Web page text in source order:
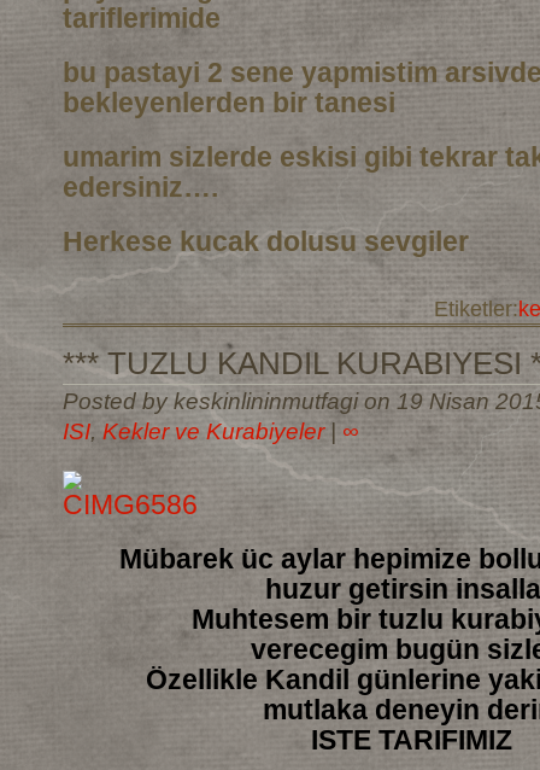
tariflerimide
bu pastayi 2 sene yapmistim
bekleyenlerden bir tanesi
umarim sizlerde eskisi gibi tekrar
edersiniz….
Herkese kucak dolusu sevgiler
Etiketler:
*** TUZLU KANDIL KURABIYESI
Posted by keskinlininmutfagi on 19 Nisan
ISI, Kekler ve Kurabiyeler ∞
Mübarek üc aylar hepimize
huzur getirsin
Muhtesem bir tuzlu
verecegim bugün
Özellikle Kandil günlerine
mutlaka deneyin
ISTE TARIFIMIZ